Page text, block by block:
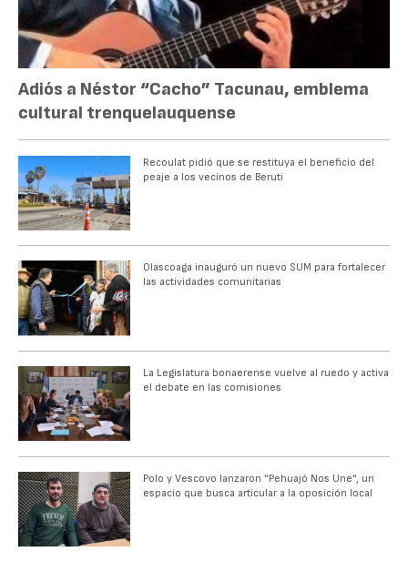
Adiós a Néstor “Cacho” Tacunau, emblema
cultural trenquelauquense
Recoulat pidió que se restituya el beneficio del
peaje a los vecinos de Beruti
Olascoaga inauguró un nuevo SUM para fortalecer
las actividades comunitarias
La Legislatura bonaerense vuelve al ruedo y activa
el debate en las comisiones
Polo y Vescovo lanzaron "Pehuajó Nos Une", un
espacio que busca articular a la oposición local